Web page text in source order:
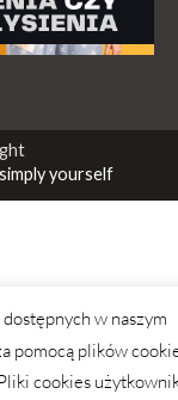
simply yourself
w naszym
pomocą plików
cookies